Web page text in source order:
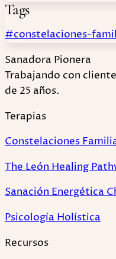
Tags
#constelaciones-
Sanadora Pionera
Trabajando con
de 25 años.
Terapias
Constelaciones
The León Healing
Sanación Energética
Psicología Holística
Recursos